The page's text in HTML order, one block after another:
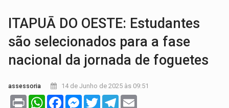
ITAPUĀ DO OESTE: Estudantes
são selecionados para a fase
nacional da jornada de foguetes
assessoria 14 de Junho de 2025 às 09:51
Print WhatsAppFacebookMessenger
TwitterTelegram